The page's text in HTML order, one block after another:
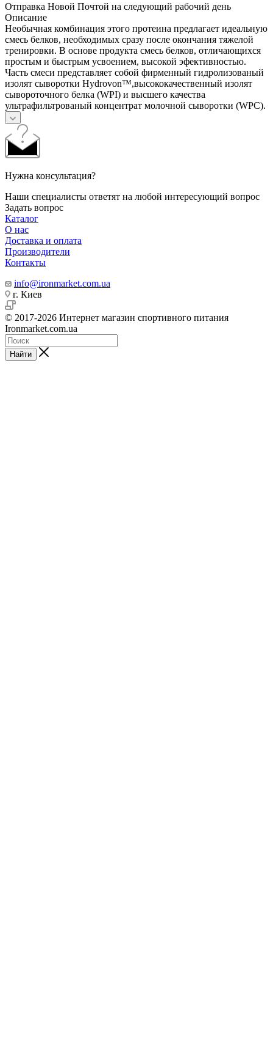
Отправка Новой Почтой на следующий рабочий день
Описание
Необычная комбинация этого протеина предлагает идеальную
смесь белков, необходимых сразу после окончания тяжелой
тренировки. В основе продукта смесь белков, отличающихся
простым и быстрым усвоением, высокой эфективностью.
Часть смеси представляет собой фирменный гидролизованый
изолят сыворотки Hydrovon™,высококачественный изолят
сывороточного белка (WPI) и высшего качества
ультрафильтрованый концентрат молочной сыворотки (WPC).
Нужна консультация?
Наши специалисты ответят на любой интересующий вопрос
Задать вопрос
Каталог
О нас
Доставка и оплата
Производители
Контакты
info@ironmarket.com.ua
г. Киев
© 2017-2026 Интернет магазин спортивного питания
Ironmarket.com.ua
Найти